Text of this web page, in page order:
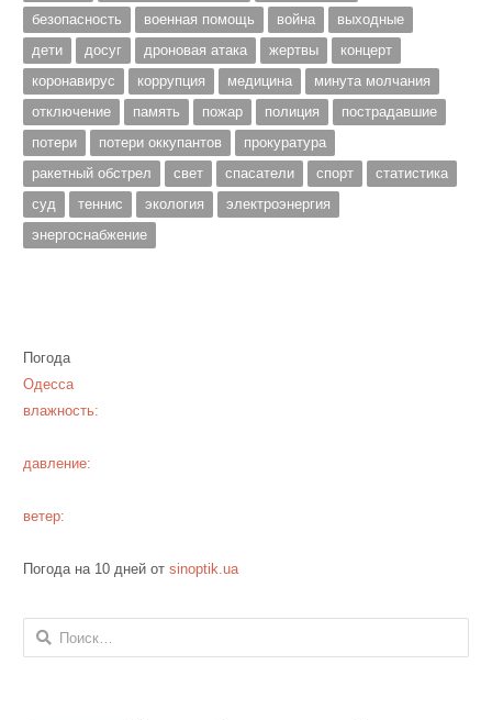
безопасность
военная помощь война
выходные
дети
досуг дроновая атака жертвы
концерт
коронавирус
коррупция медицина
минута молчания
отключение
память пожар полиция
пострадавшие
потери
потери оккупантов
прокуратура
ракетный обстрел
свет спасатели спорт
статистика
суд
теннис экология
электроэнергия
энергоснабжение
Погода
Одесса
влажность:
давление:
ветер:
Погода на 10 дней от sinoptik.ua
Найти: